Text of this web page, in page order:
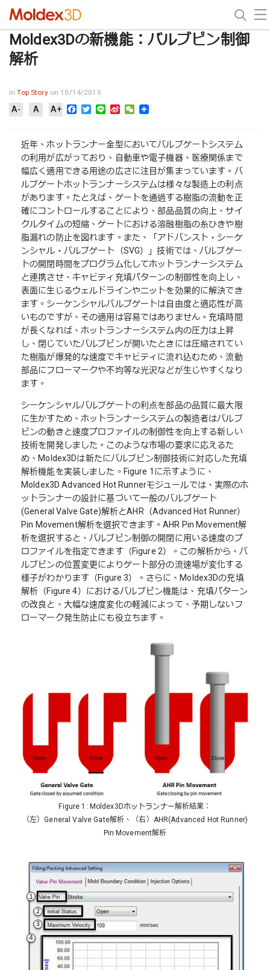
Moldex3Dの新機能：バルブピン制御
解析
inTop Story on 10/14/2015
A- A A+ Facebook
Twitter
Line Sina WeChat
近年、ホットランナー金型においてバルブゲートシステム
の利用が広がっており、自動車や電子機器、医療関係まで
幅広く適用できる用途の広さに注目が集まっています。バ
ルブゲートホットランナーシステムは様々な製造上の利点
があります。たとえば、ゲートを通過する樹脂の流動を正
確にコントロールすることにより、部品品質の向上、サイ
クルタイムの短縮、ゲートにおける溶融樹脂の糸ひきや樹
脂漏れの防止を図れます。また、「アドバンスト・シーケ
ンシャル・バルブゲート（SVG）」技術では、バルブゲー
トの開閉時間をプログラム化してホットランナーシステム
と連携させ、キャビティ充填パターンの制御性を向上し、
表面に生じるウェルドラインやニットを効果的に解決でき
ます。シーケンシャルバルブゲートは自由度と適応性が高
いものですが、その適用は容易ではありません。充填時間
が長くなれば、ホットランナーシステム内の圧力は上昇
し、閉じていたバルブピンが開いたときには圧縮されてい
た樹脂が爆発的な速度でキャビティに流れ込むため、流動
部品にフローマークや不均等な光沢などが生じやすくなり
ます。
シーケンシャルバルブゲートの利点を部品の品質に最大限
に生かすため、ホットランナーシステムの製造者はバルブ
ピンの動きと速度プロファイルの制御性を向上する新しい
技術を開発しました。このような市場の要求に応えるた
め、Moldex3Dは新たにバルブピン制御技術に対応した充填
解析機能を実装しました。Figure 1に示すように、
Moldex3D Advanced Hot Runnerモジュールでは、実際のホ
ットランナーの設計に基づいて一般のバルブゲート
(General Valve Gate)解析とAHR（Advanced Hot Runner）
Pin Movement解析を選択できます。AHR Pin Movement解
析を選択すると、バルブピン制御の開閉に用いる速度のプ
ロファイルを指定できます（Figure 2）。この解析から、バ
ルブピンの位置変更によりゲート部分の流速場が変化する
様子がわかります（Figure 3）。さらに、Moldex3Dの充填
解析（Figure 4）におけるバルブピン機能は、充填パターン
の改良と、大幅な速度変化の軽減によって、予期しないフ
ローマーク発生防止にも役立ちます。
Figure 1: Moldex3Dホットランナー解析結果：
（左）General Valve Gate解析、（右）AHR(Advanced Hot Runner)
Pin Movement解析